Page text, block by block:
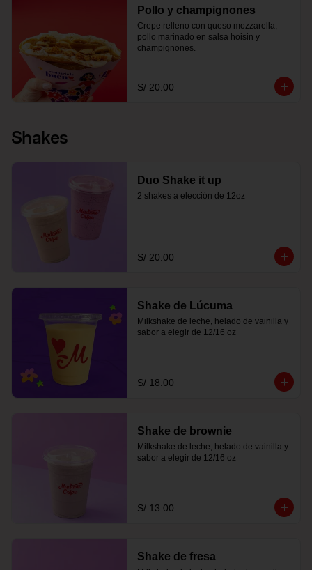
Pollo y champignones
Crepe relleno con queso mozzarella,
pollo marinado en salsa hoisin y
champignones.
S/ 20.00
Shakes
Duo Shake it up
2 shakes a elección de 12oz
S/ 20.00
Shake de Lúcuma
Milkshake de leche, helado de vainilla y
sabor a elegir de 12/16 oz
S/ 18.00
Shake de brownie
Milkshake de leche, helado de vainilla y
sabor a elegir de 12/16 oz
S/ 13.00
Shake de fresa